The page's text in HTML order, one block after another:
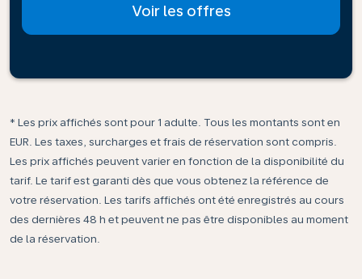
Voir les offres
* Les prix affichés sont pour 1 adulte. Tous les montants sont en
EUR. Les taxes, surcharges et frais de réservation sont compris.
Les prix affichés peuvent varier en fonction de la disponibilité du
tarif. Le tarif est garanti dès que vous obtenez la référence de
votre réservation. Les tarifs affichés ont été enregistrés au cours
des dernières 48 h et peuvent ne pas être disponibles au moment
de la réservation.